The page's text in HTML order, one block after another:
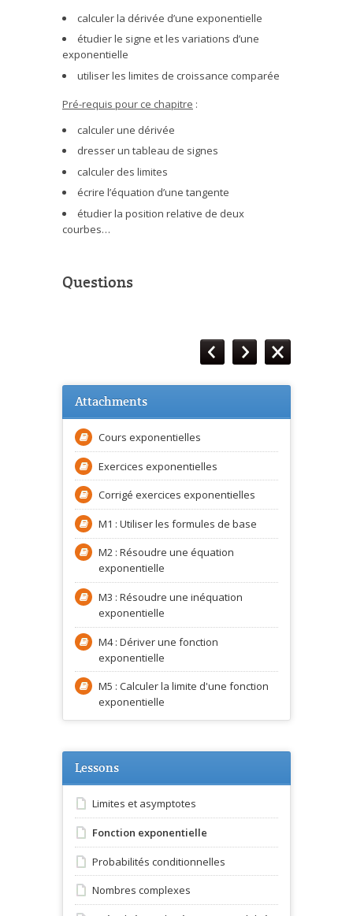
calculer la dérivée d’une exponentielle
étudier le signe et les variations d’une
exponentielle
utiliser les limites de croissance comparée
Pré-requis pour ce chapitre :
calculer une dérivée
dresser un tableau de signes
calculer des limites
écrire l’équation d’une tangente
étudier la position relative de deux
courbes…
Questions
Attachments
Cours exponentielles
Exercices exponentielles
Corrigé exercices exponentielles
M1 : Utiliser les formules de base
M2 : Résoudre une équation
exponentielle
M3 : Résoudre une inéquation
exponentielle
M4 : Dériver une fonction
exponentielle
M5 : Calculer la limite d'une fonction
exponentielle
Lessons
Limites et asymptotes
Fonction exponentielle
Probabilités conditionnelles
Nombres complexes